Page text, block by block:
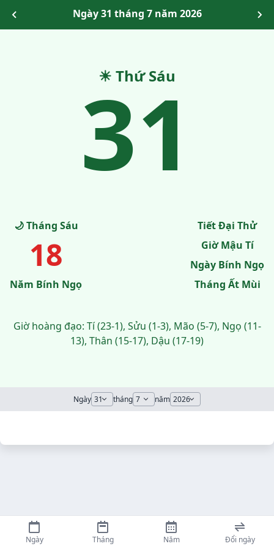
Ngày 31 tháng 7 năm 2026
☀ Thứ Sáu
31
🌙 Tháng Sáu
18
Năm Bính Ngọ
Tiết Đại Thử
Giờ Mậu Tí
Ngày Bính Ngọ
Tháng Ất Mùi
Giờ hoàng đạo: Tí (23-1), Sửu (1-3), Mão (5-7), Ngọ (11-
13), Thân (15-17), Dậu (17-19)
Ngày tháng năm
Ngày Tháng Năm Đổi ngày